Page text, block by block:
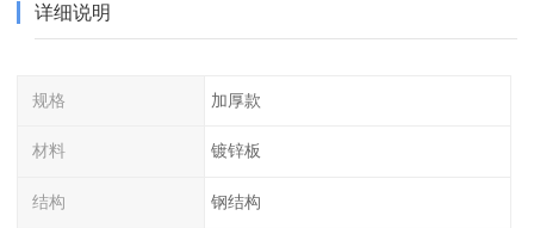
详细说明
规格 加厚款
材料 镀锌板
结构 钢结构